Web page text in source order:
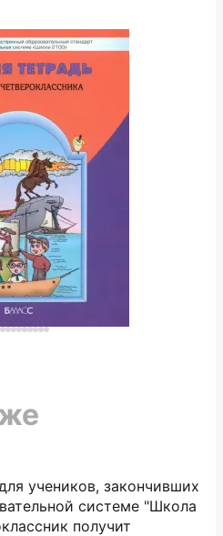
учеников, закончивших
системе "Школа
получит